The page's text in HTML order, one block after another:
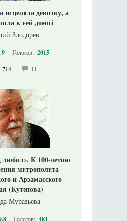
исцелила девочку, а
к ней домой
Злодорев
Голосов: 2015
714 11
любил». К 100-летию
митрополита
и Арзамасского
(Кутепова)
Муравьева
Голосов: 481